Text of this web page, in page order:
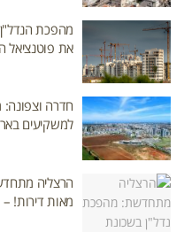
מהפכת
את
חדרה וצפונה:
למשקיעים
הרצליה
מאות דירות!